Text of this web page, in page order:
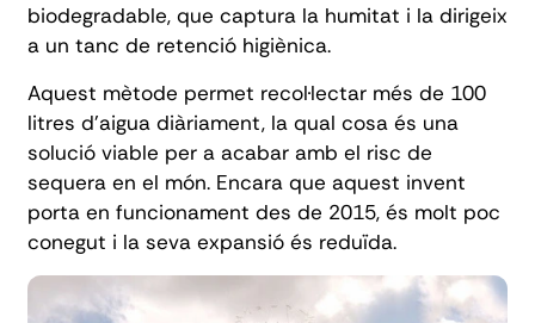
biodegradable, que captura la humitat i la dirigeix
a un tanc de retenció higiènica.
Aquest mètode permet recol·lectar més de 100
litres d'aigua diàriament, la qual cosa és una
solució viable per a acabar amb el risc de
sequera en el món. Encara que aquest invent
porta en funcionament des de 2015, és molt poc
conegut i la seva expansió és reduïda.